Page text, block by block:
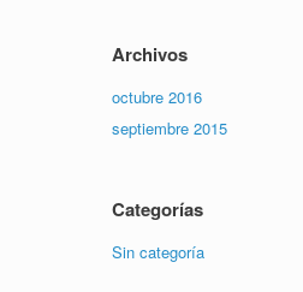
Archivos
octubre 2016
septiembre 2015
Categorías
Sin categoría